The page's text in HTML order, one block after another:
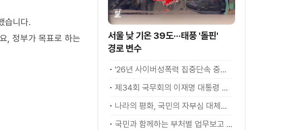
습니다.
, 정부가 목표로 하는
서울 낮 기온 39도···태풍 '돌핀'
경로 변수
'26년 사이버성폭력 집중단속 중간성과 발표···향후 추진계획은?
제34회 국무회의 이재명 대통령 모두발언
나라의 평화, 국민의 자부심 대체불가 대한민국 이재명 대통령 모두말씀
국민과 함께하는 부처별 업무보고 재개